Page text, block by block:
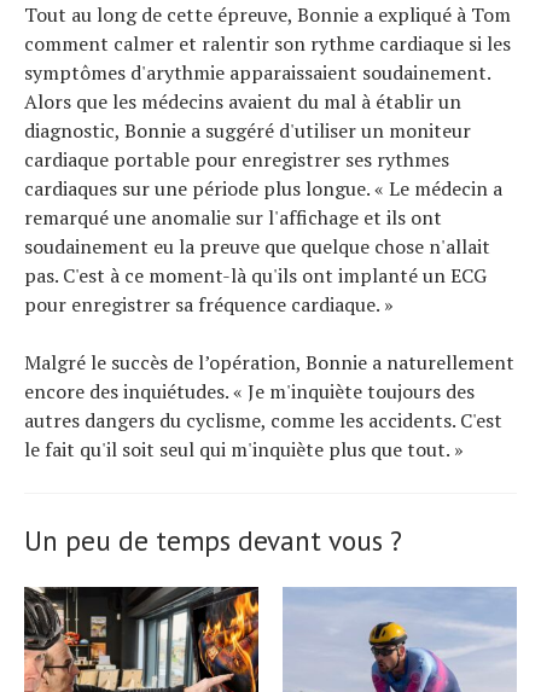
Tout au long de cette épreuve, Bonnie a expliqué à Tom
comment calmer et ralentir son rythme cardiaque si les
symptômes d'arythmie apparaissaient soudainement.
Alors que les médecins avaient du mal à établir un
diagnostic, Bonnie a suggéré d'utiliser un moniteur
cardiaque portable pour enregistrer ses rythmes
cardiaques sur une période plus longue. « Le médecin a
remarqué une anomalie sur l'affichage et ils ont
soudainement eu la preuve que quelque chose n'allait
pas. C'est à ce moment-là qu'ils ont implanté un ECG
pour enregistrer sa fréquence cardiaque. »
Malgré le succès de l’opération, Bonnie a naturellement
encore des inquiétudes. « Je m'inquiète toujours des
autres dangers du cyclisme, comme les accidents. C'est
le fait qu'il soit seul qui m'inquiète plus que tout. »
Un peu de temps devant vous ?